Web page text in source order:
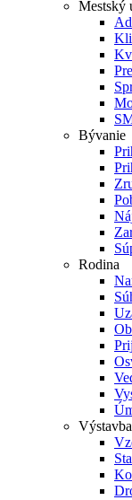
Mestský
Bývanie
Rodina
Výstavba